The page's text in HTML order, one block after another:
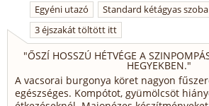
Egyéni utazó
Standard kétágyas
3 éjszakát töltött itt
"ŐSZÍ HOSSZÚ HÉTVÉGE A
HEGYEKBEN."
A vacsorai burgonya köret nagyon
egészséges. Kompótot, gyümölcsöt